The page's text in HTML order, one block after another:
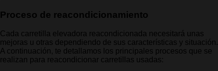
Proceso de reacondicionamiento
Cada carretilla elevadora reacondicionada necesitará unas
mejoras u otras dependiendo de sus características y situación.
A continuación, te detallamos los principales procesos que se
realizan para reacondicionar carretillas usadas: